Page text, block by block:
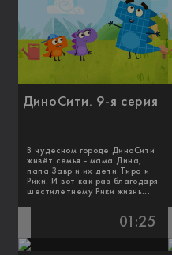
ДиноСити. 9-я серия
В чудесном городе ДиноСити
живёт семья - мама Дина,
папа Завр и их дети Тира и
Рики. И вот как раз благодаря
шестилетнему Рики жизнь...
01:25